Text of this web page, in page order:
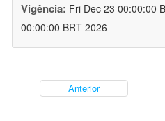
Vigência: Fri Dec 23 00:00:00
00:00:00 BRT 2026
Anterior